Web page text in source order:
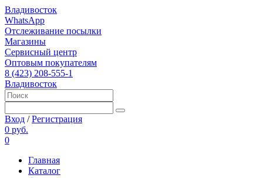
Владивосток
WhatsApp
Отслеживание посылки
Магазины
Сервисный центр
Оптовым покупателям
8 (423) 208-555-1
Владивосток
Вход /Регистрация
0 руб.
0
Главная
Каталог